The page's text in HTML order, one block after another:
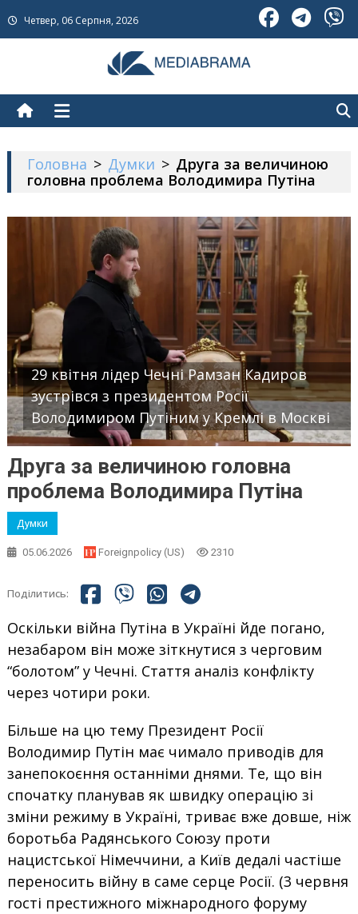
to
Четвер, 06 Серпня, 2026
Головна > Думки > Друга за величиною
головна проблема Володимира Путіна
29 квітня лідер Чечні Рамзан Кадиров
зустрівся з президентом Росії
Володимиром Путіним у Кремлі в Москві
Друга за величиною головна
проблема Володимира Путіна
Думки
05.06.2026 Foreignpolicy (US) 2310
Поділитись:
Оскільки війна Путіна в Україні йде погано,
незабаром він може зіткнутися з черговим
“болотом” у Чечні. Стаття аналіз конфлікту
через чотири роки.
Більше на цю тему Президент Росії
Володимир Путін має чимало приводів для
занепокоєння останніми днями. Те, що він
спочатку планував як швидку операцію зі
зміни режиму в Україні, триває вже довше, ніж
боротьба Радянського Союзу проти
нацистської Німеччини, а Київ дедалі частіше
переносить війну в саме серце Росії. (3 червня
гості престижного міжнародного форуму